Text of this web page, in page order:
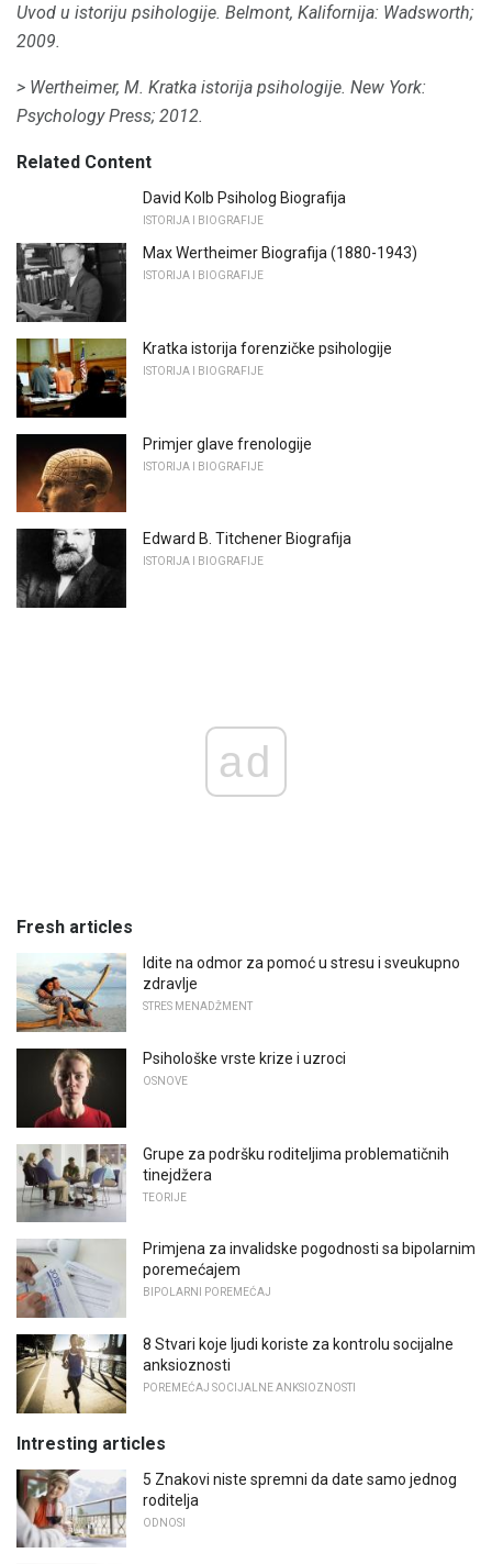
Uvod u istoriju psihologije. Belmont, Kalifornija: Wadsworth;
2009.
> Wertheimer, M. Kratka istorija psihologije. New York:
Psychology Press; 2012.
Related Content
David Kolb Psiholog Biografija
ISTORIJA I BIOGRAFIJE
Max Wertheimer Biografija (1880-1943)
ISTORIJA I BIOGRAFIJE
Kratka istorija forenzičke psihologije
ISTORIJA I BIOGRAFIJE
Primjer glave frenologije
ISTORIJA I BIOGRAFIJE
Edward B. Titchener Biografija
ISTORIJA I BIOGRAFIJE
ad
Fresh articles
Idite na odmor za pomoć u stresu i sveukupno
zdravlje
STRES MENADŽMENT
Psihološke vrste krize i uzroci
OSNOVE
Grupe za podršku roditeljima problematičnih
tinejdžera
TEORIJE
Primjena za invalidske pogodnosti sa bipolarnim
poremećajem
BIPOLARNI POREMEĆAJ
8 Stvari koje ljudi koriste za kontrolu socijalne
anksioznosti
POREMEĆAJ SOCIJALNE ANKSIOZNOSTI
Intresting articles
5 Znakovi niste spremni da date samo jednog
roditelja
ODNOSI